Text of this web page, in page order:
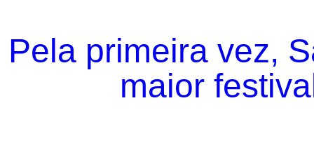
Pela primeira vez,
maior